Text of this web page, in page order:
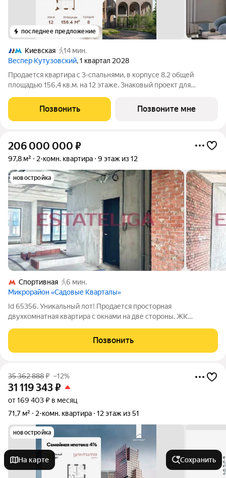
последнее предложение
Киевская
14 мин.
Веспер Кутузовский, 1 квартал 2028
Продается квартира с 3-спальнями, в корпусе 8.2 общей
площадью 156,4 кв.м. на 12 этаже. Знаковый проект для
площадью 3,7 га расположен на Кутузовском проспекте и
воплощает новую концепцию
Позвонить Позвоните мне
206 000 000 ₽
97,8 м² 2-комн. квартира 9 этаж из 12
новостройка
Спортивная
6 мин.
Микрорайон «Садовые Кварталы»
Id 65356. Уникальный лот! Продается просторная
двухкомнатная квартира с окнами на две стороны. ЖК
(Хамовники, ЦАО, 5 мин пешком до м. Фрунзенская) О
Позвонить
35 362 888₽ –12%
31 119 343₽
от 169 403 ₽ в месяц
71,7 м²
2-комн. квартира 12 этаж из 51
новостройка
На карте Сохранить